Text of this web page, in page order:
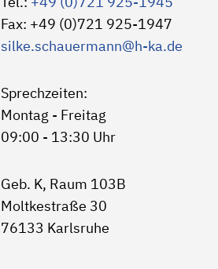
Fax: +49 (0)721 925-1947
silke.schauermann@h-ka.de
Sprechzeiten:
Montag - Freitag
09:00 - 13:30 Uhr
Geb. K, Raum 103B
Moltkestraße 30
76133 Karlsruhe